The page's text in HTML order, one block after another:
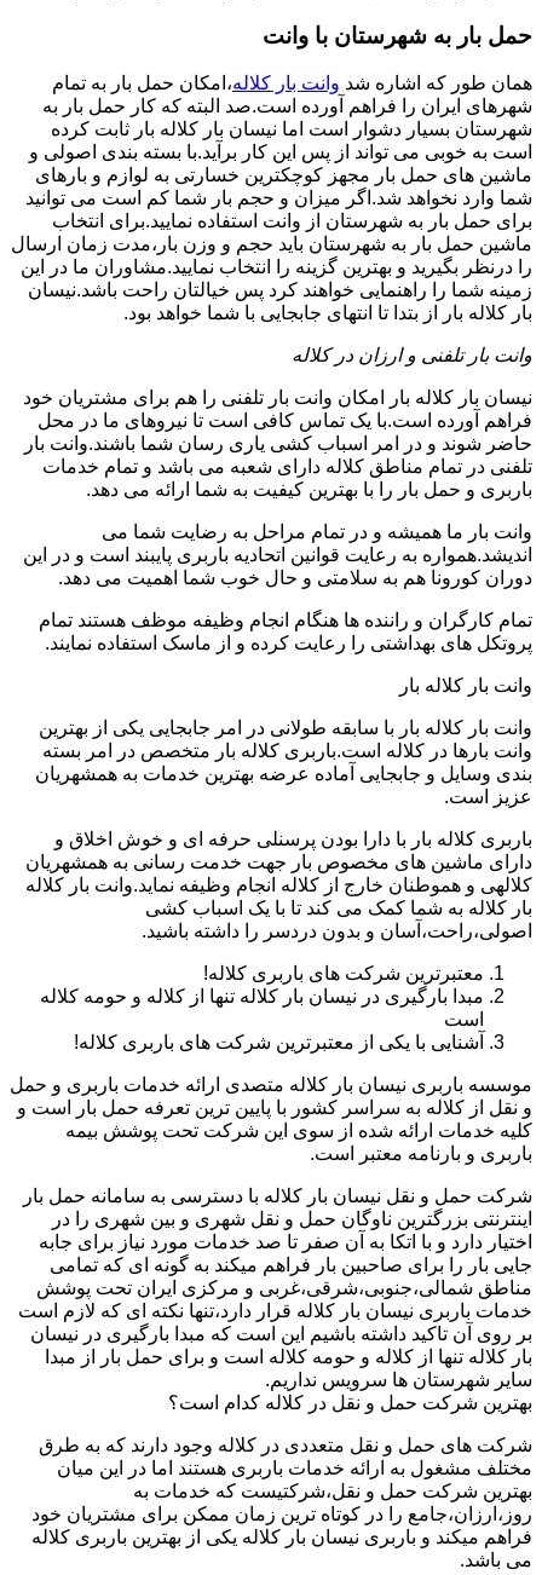
حمل بار به شهرستان با وانت
همان طور که اشاره شد وانت بار کلاله،امکان حمل بار به تمام
شهرهای ایران را فراهم آورده است.صد البته که کار حمل بار به
شهرستان بسیار دشوار است اما نیسان بار کلاله بار ثابت کرده
است به خوبی می تواند از پس این کار برآید.با بسته بندی اصولی و
ماشین های حمل بار مجهز کوچکترین خسارتی به لوازم و بارهای
شما وارد نخواهد شد.اگر میزان و حجم بار شما کم است می توانید
برای حمل بار به شهرستان از وانت استفاده نمایید.برای انتخاب
ماشین حمل بار به شهرستان باید حجم و وزن بار،مدت زمان ارسال
را درنظر بگیرید و بهترین گزینه را انتخاب نمایید.مشاوران ما در این
زمینه شما را راهنمایی خواهند کرد پس خیالتان راحت باشد.نیسان
بار کلاله بار از بتدا تا انتهای جابجایی با شما خواهد بود.
وانت بار تلفنی و ارزان در کلاله
نیسان بار کلاله بار امکان وانت بار تلفنی را هم برای مشتریان خود
فراهم آورده است.با یک تماس کافی است تا نیروهای ما در محل
حاضر شوند و در امر اسباب کشی یاری رسان شما باشند.وانت بار
تلفنی در تمام مناطق کلاله دارای شعبه می باشد و تمام خدمات
باربری و حمل بار را با بهترین کیفیت به شما ارائه می دهد.
وانت بار ما همیشه و در تمام مراحل به رضایت شما می
اندیشد.همواره به رعایت قوانین اتحادیه باربری پایبند است و در این
دوران کورونا هم به سلامتی و حال خوب شما اهمیت می دهد.
تمام کارگران و راننده ها هنگام انجام وظیفه موظف هستند تمام
پروتکل های بهداشتی را رعایت کرده و از ماسک استفاده نمایند.
وانت بار کلاله بار
وانت بار کلاله بار با سابقه طولانی در امر جابجایی یکی از بهترین
وانت بارها در کلاله است.باربری کلاله بار متخصص در امر بسته
بندی وسایل و جابجایی آماده عرضه بهترین خدمات به همشهریان
عزیز است.
باربری کلاله بار با دارا بودن پرسنلی حرفه ای و خوش اخلاق و
دارای ماشین های مخصوص بار جهت خدمت رسانی به همشهریان
کلالهی و هموطنان خارج از کلاله انجام وظیفه نماید.وانت بار کلاله
بار کلاله به شما کمک می کند تا با یک اسباب کشی
اصولی،راحت،آسان و بدون دردسر را داشته باشید.
معتبرترین شرکت های باربری کلاله!
مبدا بارگیری در نیسان بار کلاله تنها از کلاله و حومه کلاله
است
آشنایی با یکی از معتبرترین شرکت های باربری کلاله!
موسسه باربری نیسان بار کلاله متصدی ارائه خدمات باربری و حمل
و نقل از کلاله به سراسر کشور با پایین ترین تعرفه حمل بار است و
کلیه خدمات ارائه شده از سوی این شرکت تحت پوشش بیمه
باربری و بارنامه معتبر است.
شرکت حمل و نقل نیسان بار کلاله با دسترسی به سامانه حمل بار
اینترنتی بزرگترین ناوگان حمل و نقل شهری و بین شهری را در
اختیار دارد و با اتکا به آن صفر تا صد خدمات مورد نیاز برای جابه
جایی بار را برای صاحبین بار فراهم میکند به گونه ای که تمامی
مناطق شمالی،جنوبی،شرقی،غربی و مرکزی ایران تحت پوشش
خدمات باربری نیسان بار کلاله قرار دارد،تنها نکته ای که لازم است
بر روی آن تاکید داشته باشیم این است که مبدا بارگیری در نیسان
بار کلاله تنها از کلاله و حومه کلاله است و برای حمل بار از مبدا
سایر شهرستان ها سرویس نداریم.
بهترین شرکت حمل و نقل در کلاله کدام است؟
شرکت های حمل و نقل متعددی در کلاله وجود دارند که به طرق
مختلف مشغول به ارائه خدمات باربری هستند اما در این میان
بهترین شرکت حمل و نقل،شرکتیست که خدمات به
روز،ارزان،جامع را در کوتاه ترین زمان ممکن برای مشتریان خود
فراهم میکند و باربری نیسان بار کلاله یکی از بهترین باربری کلاله
می باشد.